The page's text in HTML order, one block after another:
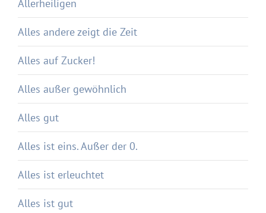
Allerheiligen
Alles andere zeigt die Zeit
Alles auf Zucker!
Alles außer gewöhnlich
Alles gut
Alles ist eins. Außer der 0.
Alles ist erleuchtet
Alles ist gut